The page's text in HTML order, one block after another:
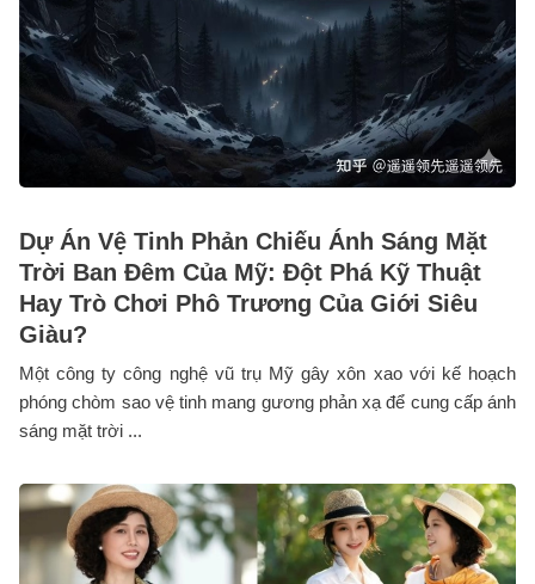
Dự Án Vệ Tinh Phản Chiếu Ánh Sáng Mặt
Trời Ban Đêm Của Mỹ: Đột Phá Kỹ Thuật
Hay Trò Chơi Phô Trương Của Giới Siêu
Giàu?
Một công ty công nghệ vũ trụ Mỹ gây xôn xao với kế hoạch
phóng chòm sao vệ tinh mang gương phản xạ để cung cấp ánh
sáng mặt trời ...